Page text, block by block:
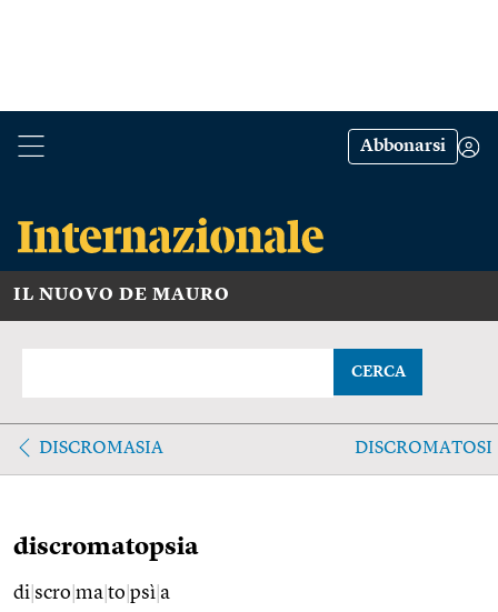
Abbonarsi
IL NUOVO DE MAURO
CERCA
DISCROMASIA DISCROMATOSI
discromatopsia
di scro ma to psì a